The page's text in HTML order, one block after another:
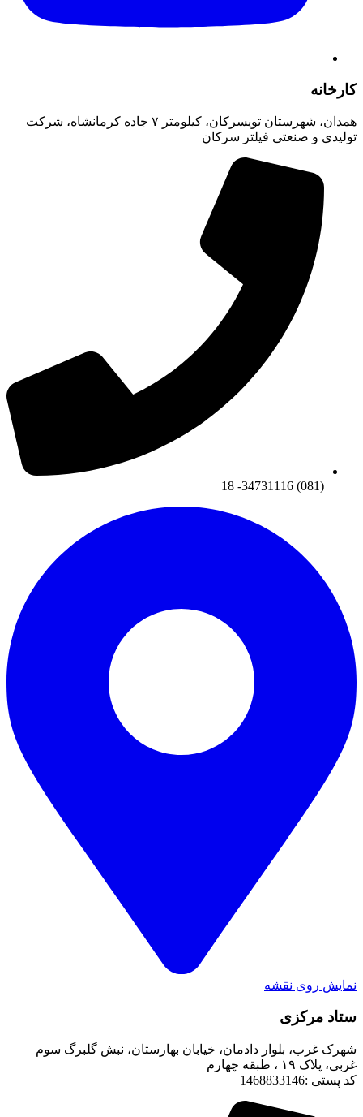
کارخانه
همدان، شهرستان تویسرکان، کیلومتر ۷ جاده کرمانشاه، شرکت
تولیدی و صنعتی فیلتر سرکان
(081) 34731116- 18
نمایش روی نقشه
ستاد مرکزی
شهرک غرب، بلوار دادمان، خیابان بهارستان، نبش گلبرگ سوم
غربی، پلاک ۱۹ ، طبقه چهارم
کد پستی :1468833146